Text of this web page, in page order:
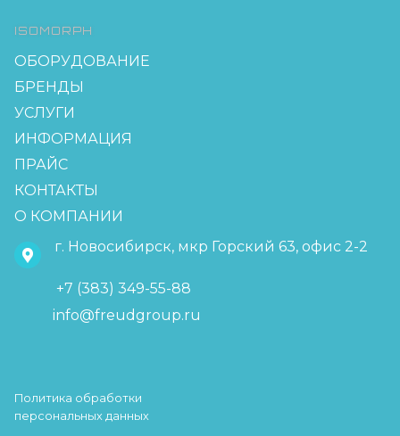
ISOMORPH
ОБОРУДОВАНИЕ
БРЕНДЫ
УСЛУГИ
ИНФОРМАЦИЯ
ПРАЙС
КОНТАКТЫ
О КОМПАНИИ
г. Новосибирск, мкр Горский 63, офис 2-2
+7 (383) 349-55-88
info@freudgroup.ru
Политика обработки
персональных данных